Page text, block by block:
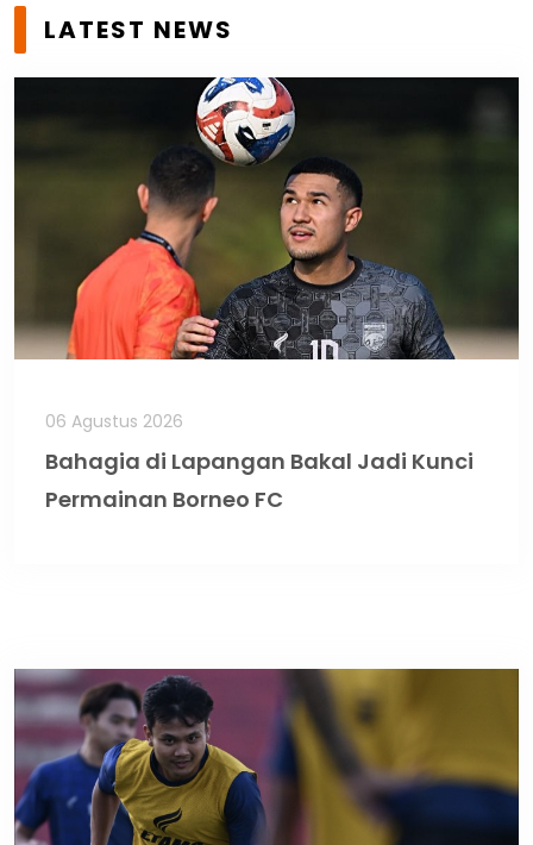
LATEST NEWS
06 Agustus 2026
Bahagia di Lapangan Bakal Jadi Kunci
Permainan Borneo FC